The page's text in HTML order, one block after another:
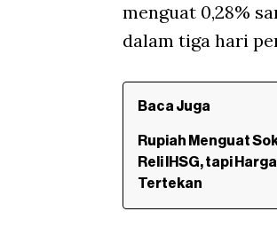
menguat 0,28%
dalam tiga hari
Baca Juga
Rupiah Menguat
Reli IHSG, tapi Harga
Tertekan